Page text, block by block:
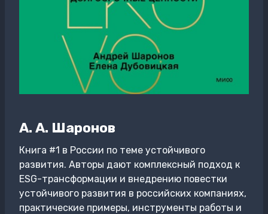
А. А. Шаронов
Книга #1 в России по теме устойчивого
развития. Авторы дают комплексный подход к
ESG-трансформации и внедрению повестки
устойчивого развития в российских компаниях,
практические примеры, инструменты работы и